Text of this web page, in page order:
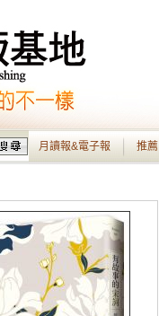
月讀報&電子報 推